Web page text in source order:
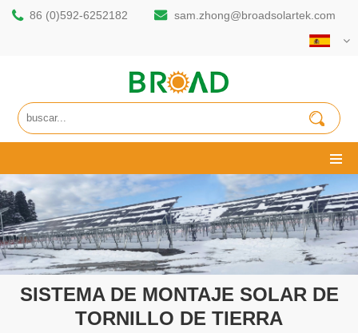
86 (0)592-6252182 sam.zhong@broadsolartek.com
SISTEMA DE MONTAJE SOLAR DE
TORNILLO DE TIERRA